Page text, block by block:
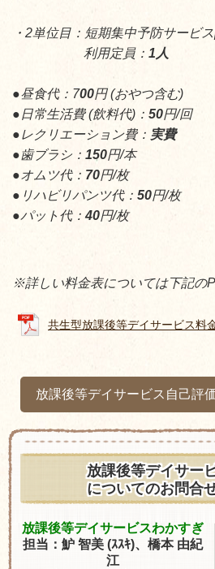
・2単位目：短期集中予防サービ
利用定員： 1人
●昼食代：700円 (おやつ含む)
●日常生活費 (飲料代)： 50円/回
●レクリエーション費： 実費
●歯ブラシ： 150円/本
●オムツ代： 70円/枚
●リハビリパンツ代： 50円/枚
●パット代：40円/枚
※詳しい料金表については下記の
共生型放課後等デイサービス料
放課後等デイサービス自己評
放課後等デイサー
についてのお問合
放課後等デイサービスわかすぎ
担当：魲 智美 (ｽｽｷ)、橋本 由紀
江